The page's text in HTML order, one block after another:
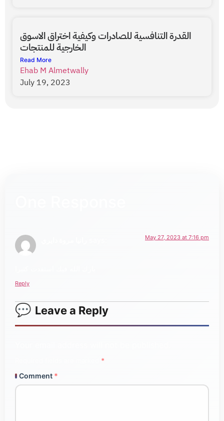
القدرة التنافسية للصادرات وكيفية اختراق الاسوق
الخارجية للمنتجات
Read More
Ehab M Almetwally
July 19, 2023
May 27, 2023 at 7:16 pm
Reply
Leave a Reply
*
Comment *